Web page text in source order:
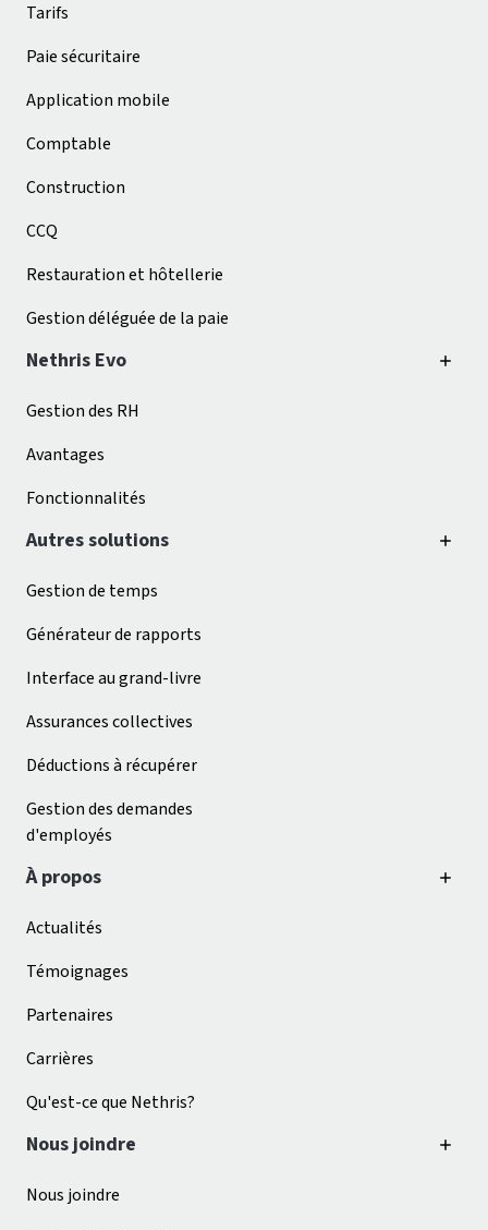
Tarifs
Paie sécuritaire
Application mobile
Comptable
Construction
CCQ
Restauration et hôtellerie
Gestion déléguée de la paie
Nethris Evo
Gestion des RH
Avantages
Fonctionnalités
Autres solutions
Gestion de temps
Générateur de rapports
Interface au grand-livre
Assurances collectives
Déductions à récupérer
Gestion des demandes
d'employés
À propos
Actualités
Témoignages
Partenaires
Carrières
Qu'est-ce que Nethris?
Nous joindre
Nous joindre